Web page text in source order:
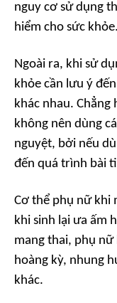
nguy cơ sử dụng
hiểm cho sức khỏe.
Ngoài ra, khi sử
khỏe cần lưu ý
khác nhau.
không nên dùng
nguyệt, bởi nếu
đến quá trình bài
Cơ thể phụ nữ khi
khi sinh lại ưa ấm
mang thai, phụ nữ
hoàng kỳ, nhung
khác.